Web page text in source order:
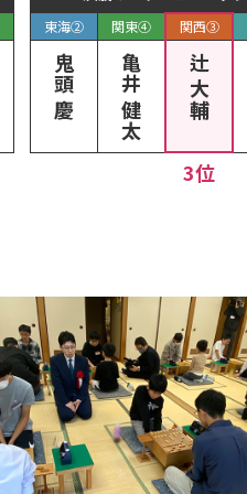
東海②
鬼頭 慶
関東④
亀井 健太
関西③
辻 大輔